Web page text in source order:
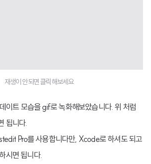
재생이 안되면 클릭해보세요
이트 모습을 gif로 녹화해보았습니다. 위 처럼
됩니다.
Pro를 사용합니다만, Xcode로 하셔도 되고
시면 됩니다.